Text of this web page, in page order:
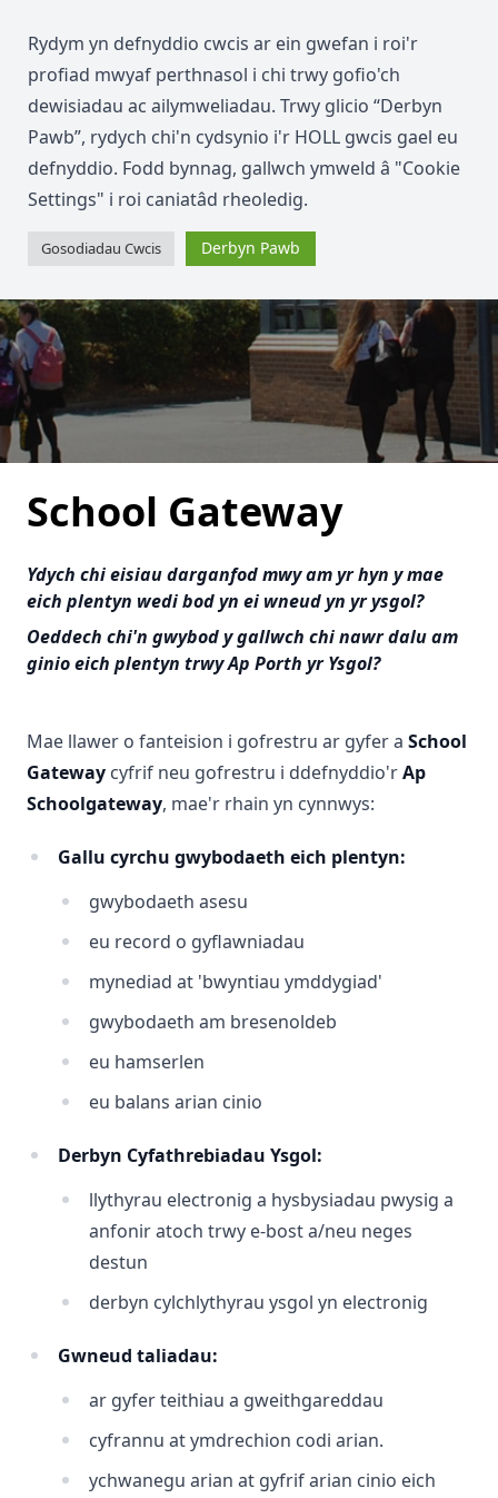
School Gateway
Ydych chi eisiau darganfod mwy am yr hyn y mae
eich plentyn wedi bod yn ei wneud yn yr ysgol?
Oeddech chi'n gwybod y gallwch chi nawr dalu am
ginio eich plentyn trwy Ap Porth yr Ysgol?
Mae llawer o fanteision i gofrestru ar gyfer a School
Gateway cyfrif neu gofrestru i ddefnyddio'rAp
Schoolgateway, mae'r rhain yn cynnwys:
Gallu cyrchu gwybodaeth eich plentyn:
gwybodaeth asesu
eu record o gyflawniadau
mynediad at 'bwyntiau ymddygiad'
gwybodaeth am bresenoldeb
eu hamserlen
eu balans arian cinio
Derbyn Cyfathrebiadau Ysgol:
llythyrau electronig a hysbysiadau pwysig a
anfonir atoch trwy e-bost a/neu neges
destun
derbyn cylchlythyrau ysgol yn electronig
Gwneud taliadau:
ar gyfer teithiau a gweithgareddau
cyfrannu at ymdrechion codi arian.
ychwanegu arian at gyfrif arian cinio eich
Rydym yn defnyddio cwcis ar ein gwefan i roi'r
profiad mwyaf perthnasol i chi trwy gofio'ch
dewisiadau ac ailymweliadau. Trwy glicio “Derbyn
Pawb”, rydych chi'n cydsynio i'r HOLL gwcis gael eu
defnyddio. Fodd bynnag, gallwch ymweld â "Cookie
Settings" i roi caniatâd rheoledig.
Gosodiadau Cwcis Derbyn Pawb